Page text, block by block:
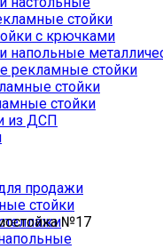
стойки
с крючками
напольные
рекламные стойки
стойки
стойки
из ДСП
продажи
стойки
№17